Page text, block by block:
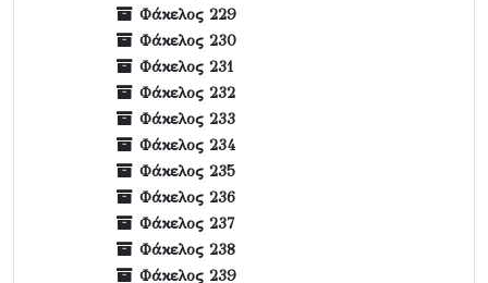
Φάκελος 229
Φάκελος 230
Φάκελος 231
Φάκελος 232
Φάκελος 233
Φάκελος 234
Φάκελος 235
Φάκελος 236
Φάκελος 237
Φάκελος 238
Φάκελος 239